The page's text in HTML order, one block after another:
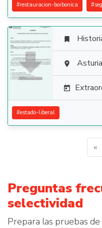
#restauracion-borbonica #




#estado-liberal
«
Preguntas
selectividad
Prepara las pruebas de